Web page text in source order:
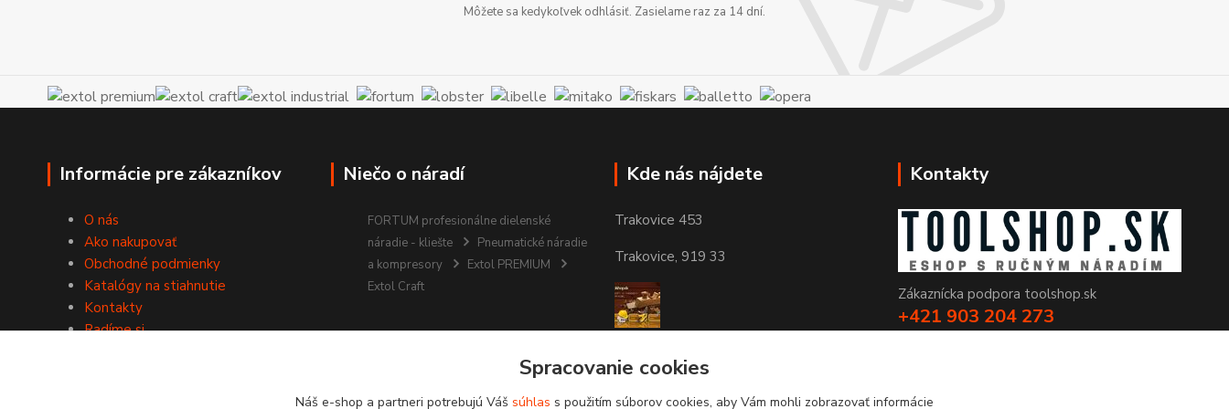
Môžete sa kedykoľvek odhlásiť. Zasielame raz za 14 dní.
Informácie pre zákazníkov
O nás
Ako nakupovať
Obchodné podmienky
Katalógy na stiahnutie
Kontakty
Radíme si
Niečo o náradí
FORTUM profesionálne dielenské
náradie - kliešte
Pneumatické náradie
a kompresory
Extol PREMIUM
Extol Craft
Kde nás nájdete
Trakovice 453
Trakovice, 919 33
Kontakty
Zákaznícka podpora toolshop.sk
+421 903 204 273
Spracovanie cookies
Náš e-shop a partneri potrebujú Váš súhlas s použitím súborov cookies, aby Vám mohli zobrazovať informácie